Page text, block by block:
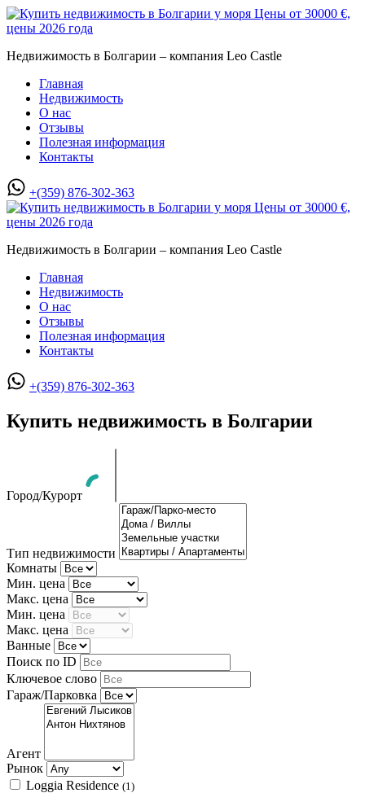
Недвижимость в Болгарии – компания Leo Castle
Главная
Недвижимость
О нас
Отзывы
Полезная информация
Контакты
+(359) 876-302-363
Недвижимость в Болгарии – компания Leo Castle
Главная
Недвижимость
О нас
Отзывы
Полезная информация
Контакты
+(359) 876-302-363
Купить недвижимость в Болгарии
Город/Курорт
Тип недвижимости
Комнаты
Мин. цена
Макс. цена
Мин. цена
Макс. цена
Ванные
Поиск по ID
Ключевое слово
Гараж/Парковка
Агент
Рынок
Loggia Residence (1)